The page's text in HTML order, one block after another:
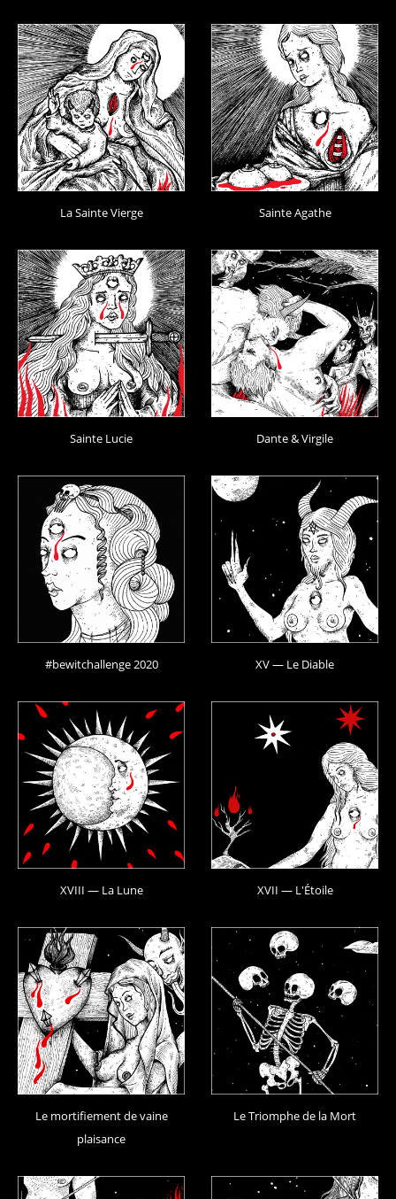
La Sainte Vierge Sainte Agathe
Sainte Lucie Dante & Virgile
#bewitchallenge 2020 XV — Le Diable
XVIII — La Lune XVII — L'Étoile
Le mortifiement de vaine
plaisance
Le Triomphe de la Mort